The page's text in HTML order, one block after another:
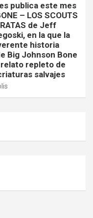
publica este mes
– LOS SCOUTS
de Jeff
en la que la
historia
Big Johnson Bone
repleto de
salvajes